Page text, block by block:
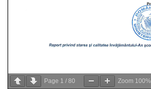
Page 1 / 80 Zoom 100%